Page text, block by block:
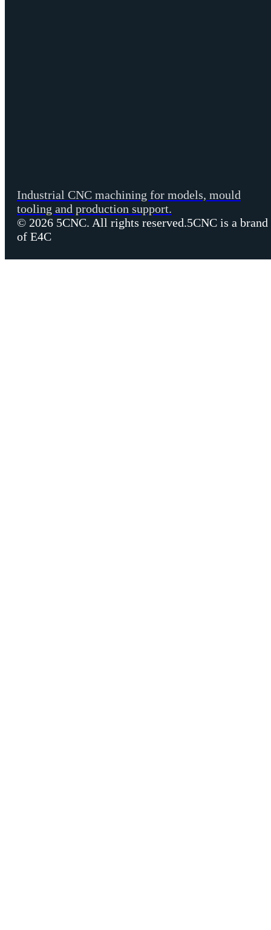
Industrial CNC machining for models, mould
tooling and production support.
© 2026 5CNC. All rights reserved.5CNC is a brand
of E4C